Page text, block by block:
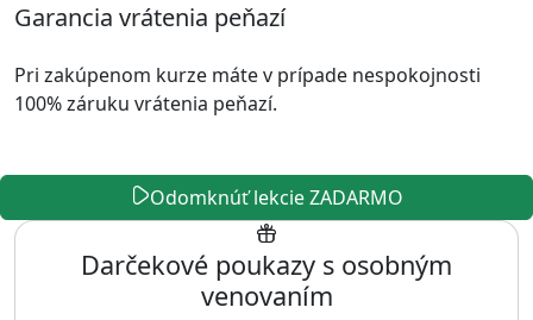
Garancia vrátenia peňazí
Pri zakúpenom kurze máte v prípade nespokojnosti
100% záruku vrátenia peňazí.
Odomknúť lekcie ZADARMO
Darčekové poukazy s osobným
venovaním